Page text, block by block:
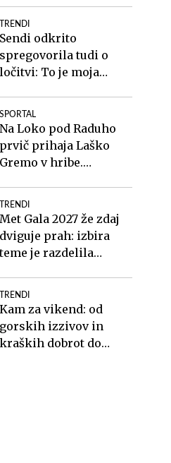
TRENDI
Sendi odkrito
spregovorila tudi o
ločitvi: To je moja
SPORTAL
Na Loko pod Raduho
prvič prihaja Laško
Gremo v hribe.
Ločka mati.
TRENDI
Met Gala 2027 že zdaj
dviguje prah: izbira
teme je razdelila
TRENDI
Kam za vikend: od
gorskih izzivov in
kraških dobrot do